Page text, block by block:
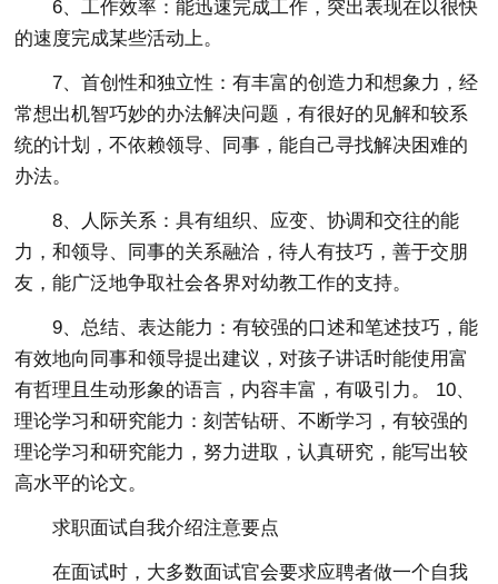
6、工作效率：能迅速完成工作，突出表现在以很快
的速度完成某些活动上。
7、首创性和独立性：有丰富的创造力和想象力，经
常想出机智巧妙的办法解决问题，有很好的见解和较系
统的计划，不依赖领导、同事，能自己寻找解决困难的
办法。
8、人际关系：具有组织、应变、协调和交往的能
力，和领导、同事的关系融洽，待人有技巧，善于交朋
友，能广泛地争取社会各界对幼教工作的支持。
9、总结、表达能力：有较强的口述和笔述技巧，能
有效地向同事和领导提出建议，对孩子讲话时能使用富
有哲理且生动形象的语言，内容丰富，有吸引力。 10、
理论学习和研究能力：刻苦钻研、不断学习，有较强的
理论学习和研究能力，努力进取，认真研究，能写出较
高水平的论文。
求职面试自我介绍注意要点
在面试时，大多数面试官会要求应聘者做一个自我